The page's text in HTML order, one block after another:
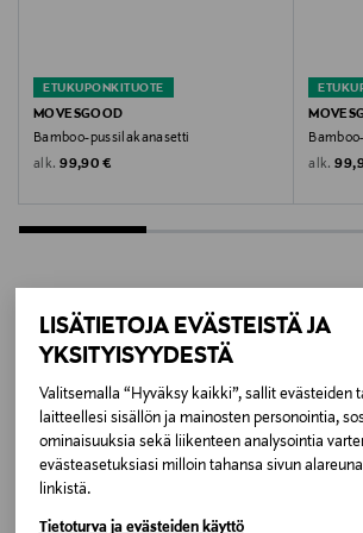
LISÄTIETOJA EVÄSTEISTÄ JA
YKSITYISYYDESTÄ
Valitsemalla “Hyväksy kaikki”, sallit evästeiden
laitteellesi sisällön ja mainosten personointia,
ominaisuuksia sekä liikenteen analysointia
evästeasetuksiasi milloin tahansa sivun
linkistä.
Tietoturva ja evästeiden käyttö
Valmistajan tuotenumero
77350106636343
Movesgood/Lean Retail Int, Box 5,178
Digitaalinen osoite
info@movesgood.com
Avainsanat
ETUKUPONKITUOTE
MOVESGOOD
Bamboo-pussilakanasetti
alk. Original Price
99,90 €
alk.
LISÄÄ
TUOTTEITA